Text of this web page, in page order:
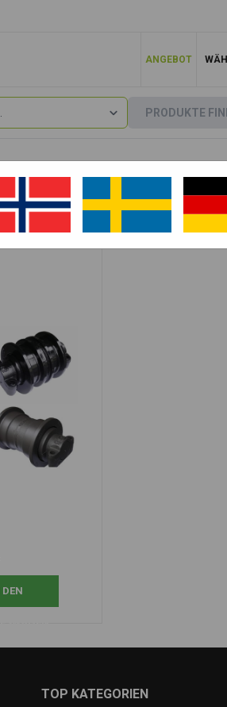
ANGEBOT
PRODUKTE
TOP KATEGORIEN